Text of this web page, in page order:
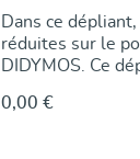
Dans ce
réduites sur le
DIDYMOS. Ce
portage.
0,00 €